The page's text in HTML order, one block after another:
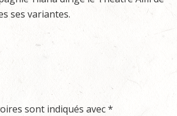
ses variantes.
sont indiqués avec*